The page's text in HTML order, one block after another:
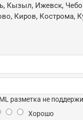
Кызыл, Ижевск,
Киров, Кострома,
разметка не
Хорошо